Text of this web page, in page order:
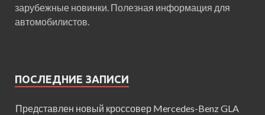
зарубежные новинки. Полезная информация для
автомобилистов.
ПОСЛЕДНИЕ ЗАПИСИ
Представлен новый кроссовер Mercedes-Benz GLA